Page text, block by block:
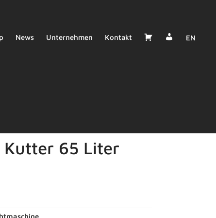
News Unternehmen Kontakt Cart
Dealer
EN
65 Liter